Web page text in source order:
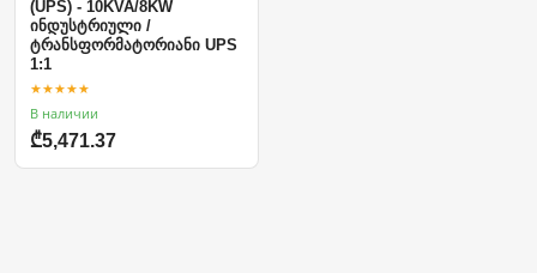
(UPS) - 10KVA/8KW
ინდუსტრიული /
ტრანსფორმატორიანი UPS
1:1
★★★★★
В наличии
₾5,471.37